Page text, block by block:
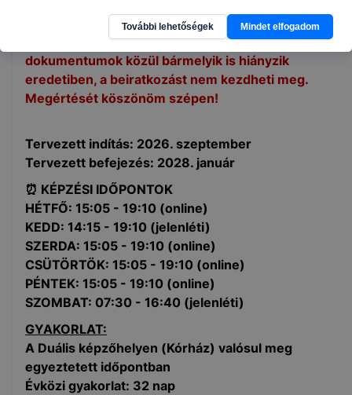
Figyelem! Amennyiben ezen szükséges
dokumentumok közül bármelyik is hiányzik
eredetiben, a beiratkozást nem kezdheti meg.
Megértését köszönöm szépen!
Tervezett indítás: 2026. szeptember
Tervezett befejezés: 2028. január
⏰ KÉPZÉSI IDŐPONTOK
HÉTFŐ: 15:05 - 19:10 (online)
KEDD: 14:15 - 19:10 (jelenléti)
SZERDA: 15:05 - 19:10 (online)
CSÜTÖRTÖK: 15:05 - 19:10 (online)
PÉNTEK: 15:05 - 19:10 (online)
SZOMBAT: 07:30 - 16:40 (jelenléti)
GYAKORLAT:
A Duális képzőhelyen (Kórház) valósul meg
egyeztetett időpontban
Évközi gyakorlat: 32 nap
További lehetőségek Mindet elfogadom